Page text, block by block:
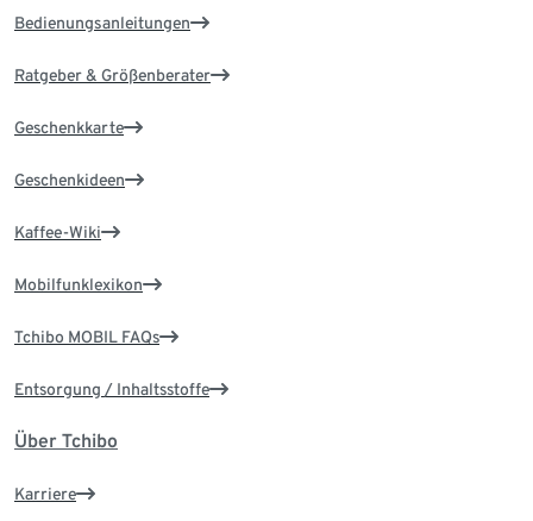
Bedienungsanleitungen
Ratgeber & Größenberater
Geschenkkarte
Geschenkideen
Kaffee-Wiki
Mobilfunklexikon
Tchibo MOBIL FAQs
Entsorgung / Inhaltsstoffe
Über Tchibo
Karriere